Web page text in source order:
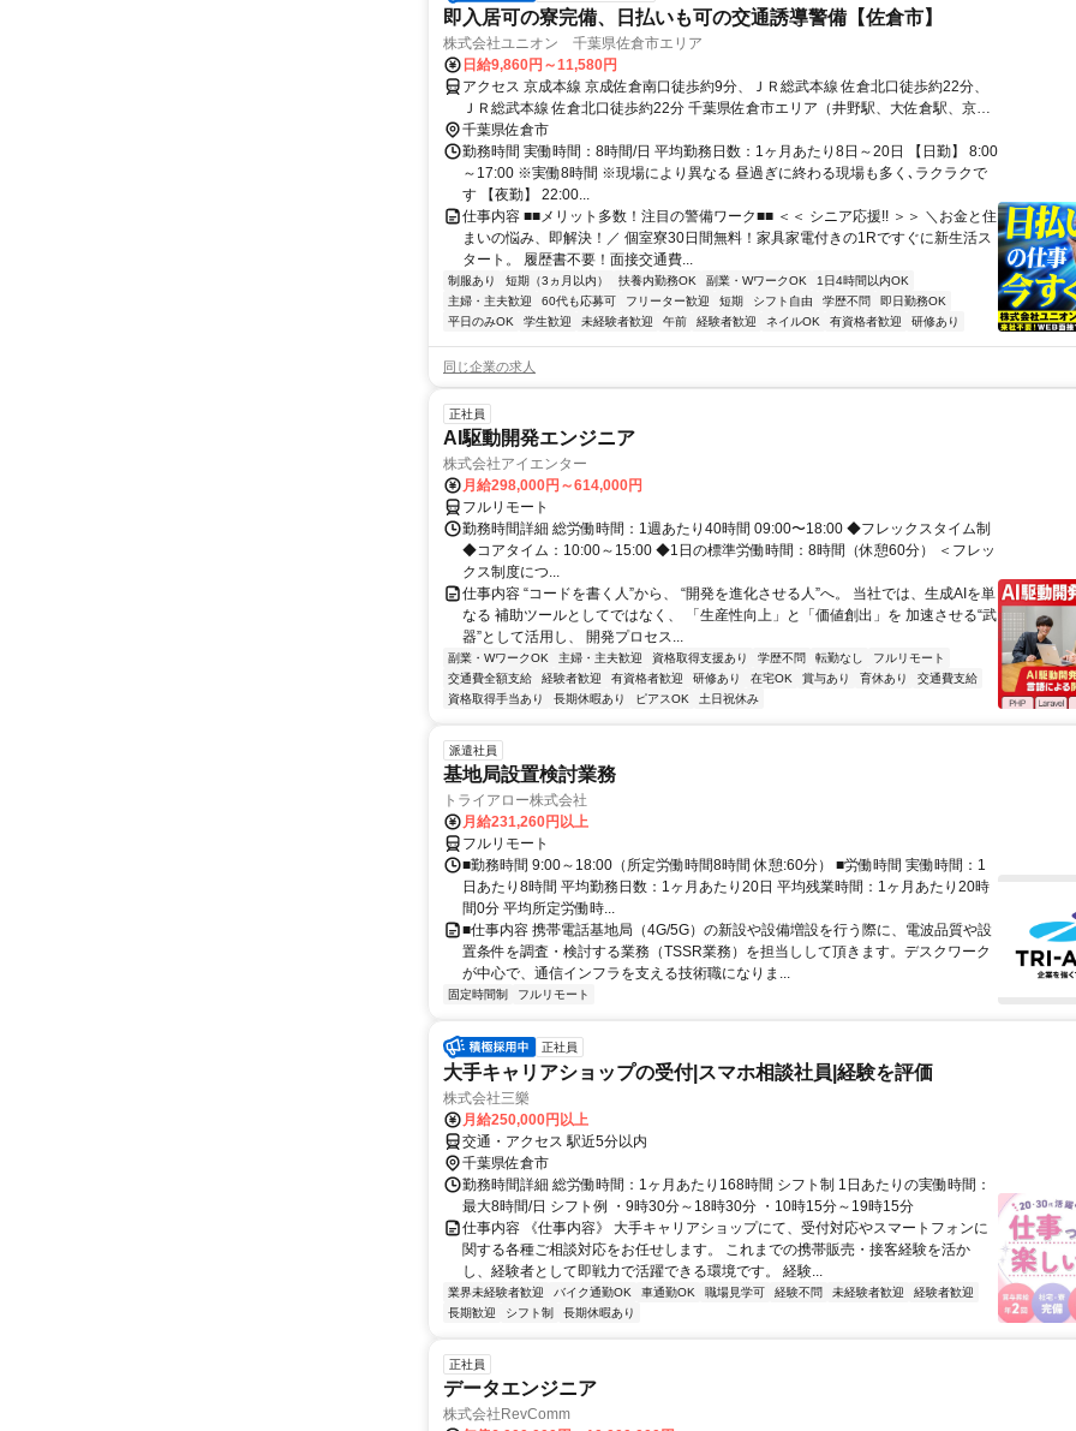
即入居可の寮完備、日払いも可の交通誘導警備【佐倉市】
株式会社ユニオン 千葉県佐倉市エリア
日給9,860円～11,580円
アクセス 京成本線 京成佐倉南口徒歩約9分、ＪＲ総武本線 佐倉北口徒歩約22分、
ＪＲ総武本線 佐倉北口徒歩約22分 千葉県佐倉市エリア（井野駅、大佐倉駅、京成
臼井駅、京成佐倉駅、公園駅、佐倉駅、志津駅、女子大駅等）
千葉県佐倉市
勤務時間 実働時間：8時間/日 平均勤務日数：1ヶ月あたり8日～20日 【日勤】 8:00
～17:00 ※実働8時間 ※現場により異なる 昼過ぎに終わる現場も多く､ラクラクで
す 【夜勤】 22:00...
仕事内容 ■■メリット多数！注目の警備ワーク■■ ＜＜ シニア応援!! ＞＞ ＼お金と住
まいの悩み、即解決！／ 個室寮30日間無料！家具家電付きの1Rですぐに新生活ス
タート。 履歴書不要！面接交通費...
制服あり 短期（3ヵ月以内） 扶養内勤務OK 副業・WワークOK
1日4時間以内OK
主婦・主夫歓迎
60代も応募可 フリーター歓迎 短期 シフト自由 学歴不問
即日勤務OK
平日のみOK
学生歓迎 未経験者歓迎 午前 経験者歓迎 ネイルOK 有資格者歓迎 研修あり
同じ企業の求人
正社員
AI駆動開発エンジニア
株式会社アイエンター
月給298,000円～614,000円
フルリモート
勤務時間詳細 総労働時間：1週あたり40時間 09:00〜18:00 ◆フレックスタイム制
◆コアタイム：10:00～15:00 ◆1日の標準労働時間：8時間（休憩60分） ＜フレッ
クス制度につ...
仕事内容 “コードを書く人”から、 “開発を進化させる人”へ。 当社では、生成AIを単
なる 補助ツールとしてではなく、 「生産性向上」と「価値創出」を 加速させる“武
器”として活用し、 開発プロセス...
副業・WワークOK 主婦・主夫歓迎 資格取得支援あり 学歴不問 転勤なし
フルリモート
交通費全額支給
経験者歓迎 有資格者歓迎 研修あり 在宅OK 賞与あり 育休あり
交通費支給
資格取得手当あり
長期休暇あり ピアスOK 土日祝休み
派遣社員
基地局設置検討業務
トライアロー株式会社
月給231,260円以上
フルリモート
■勤務時間 9:00～18:00（所定労働時間8時間 休憩:60分） ■労働時間 実働時間：1
日あたり8時間 平均勤務日数：1ヶ月あたり20日 平均残業時間：1ヶ月あたり20時
間0分 平均所定労働時...
■仕事内容 携帯電話基地局（4G/5G）の新設や設備増設を行う際に、電波品質や設
置条件を調査・検討する業務（TSSR業務）を担当しして頂きます。デスクワーク
が中心で、通信インフラを支える技術職になりま...
固定時間制 フルリモート
正社員
大手キャリアショップの受付|スマホ相談社員|経験を評価
株式会社三樂
月給250,000円以上
交通・アクセス 駅近5分以内
千葉県佐倉市
勤務時間詳細 総労働時間：1ヶ月あたり168時間 シフト制 1日あたりの実働時間：
最大8時間/日 シフト例 ・9時30分～18時30分 ・10時15分～19時15分
仕事内容 《仕事内容》 大手キャリアショップにて、受付対応やスマートフォンに
関する各種ご相談対応をお任せします。 これまでの携帯販売・接客経験を活か
し、経験者として即戦力で活躍できる環境です。 経験...
業界未経験者歓迎 バイク通勤OK 車通勤OK 職場見学可 経験不問 未経験者歓迎
経験者歓迎
長期歓迎
シフト制 長期休暇あり
正社員
データエンジニア
株式会社RevComm